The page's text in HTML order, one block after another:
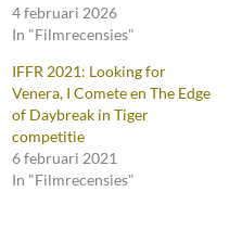
4 februari 2026
In "Filmrecensies"
IFFR 2021: Looking for
Venera, I Comete en The Edge
of Daybreak in Tiger
competitie
6 februari 2021
In "Filmrecensies"